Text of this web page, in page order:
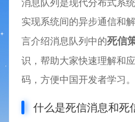
消息队列是现代分布式系
实现系统间的异步通信和
言介绍消息队列中的死信
识，帮助大家快速理解和
码，方便中国开发者学习。
什么是死信消息和死